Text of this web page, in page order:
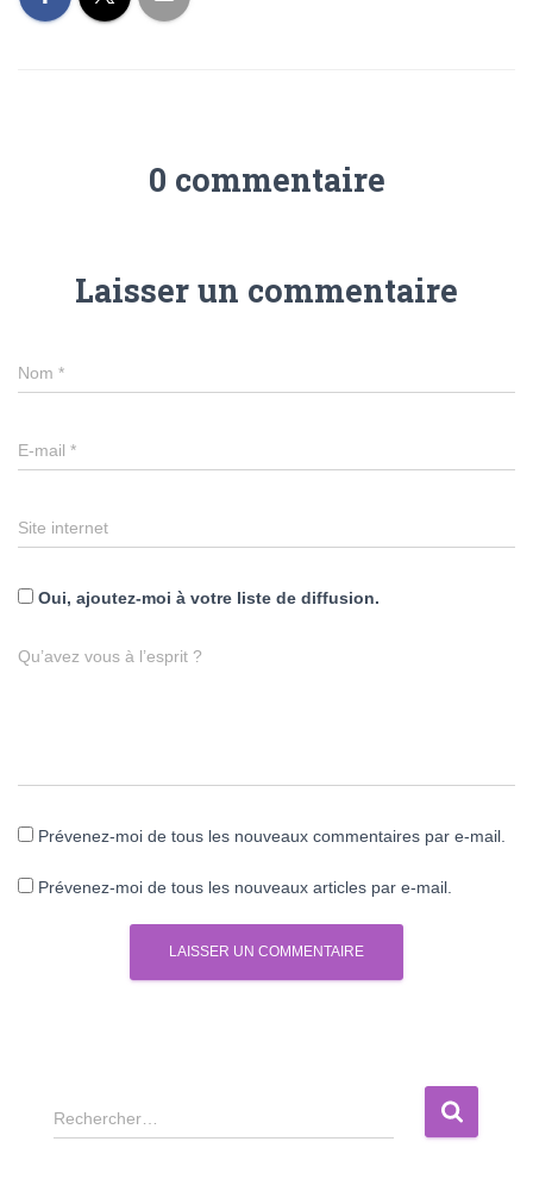
0 commentaire
Laisser un commentaire
Nom *
E-mail *
Site internet
Oui, ajoutez-moi à votre liste de diffusion.
Qu’avez vous à l’esprit ?
Prévenez-moi de tous les nouveaux commentaires par e-mail.
Prévenez-moi de tous les nouveaux articles par e-mail.
R
e
Rechercher…